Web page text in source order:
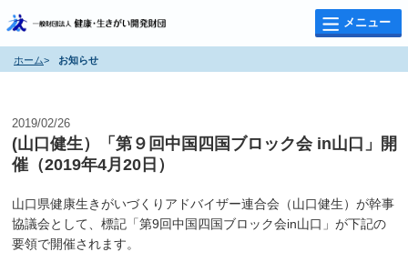
メニュー
ホーム> お知らせ
2019/02/26
(山口健生）「第９回中国四国ブロック会 in山口」開
催（2019年4月20日）
山口県健康生きがいづくりアドバイザー連合会（山口健生）が幹事
協議会として、標記「第9回中国四国ブロック会in山口」が下記の
要領で開催されます。